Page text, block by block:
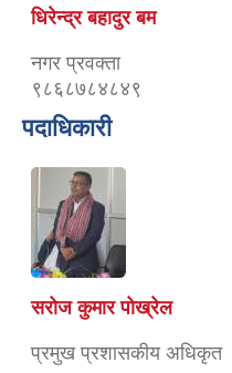
धिरेन्द्र बहादुर बम
नगर प्रवक्ता
९८६८७८४८४९
पदाधिकारी
सरोज कुमार पोख्रेल
प्रमुख प्रशासकीय अधिकृत